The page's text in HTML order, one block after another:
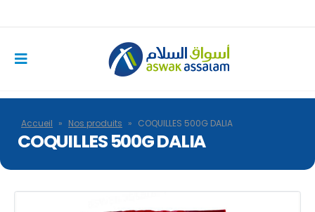
Accueil » Nos produits » COQUILLES 500G DALIA
COQUILLES 500G DALIA